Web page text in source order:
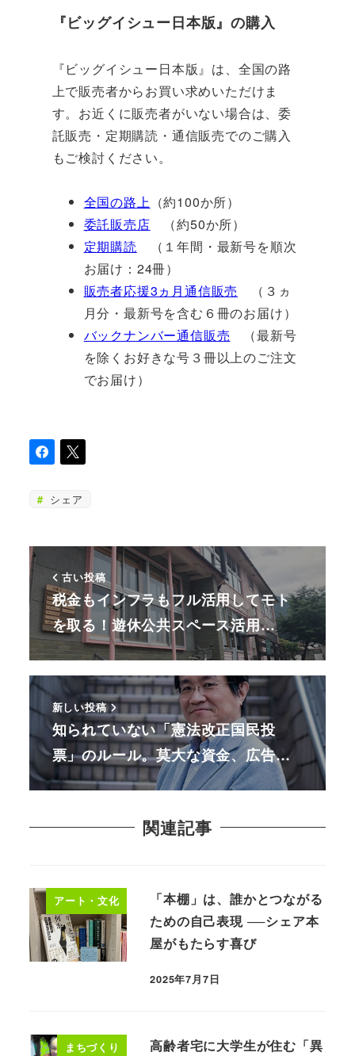
『ビッグイシュー日本版』の購入
『ビッグイシュー日本版』は、全国の路
上で販売者からお買い求めいただけま
す。お近くに販売者がいない場合は、委
託販売・定期購読・通信販売でのご購入
もご検討ください。
全国の路上 （約100か所）
委託販売店 （約50か所）
定期購読 （１年間・最新号を順次
お届け：24冊）
販売者応援3ヵ月通信販売 （３ヵ
月分・最新号を含む６冊のお届け）
バックナンバー通信販売 （最新号
を除くお好きな号３冊以上のご注文
でお届け）
シェア
古い投稿
税金もインフラもフル活用してモト
を取る！遊休公共スペース活用…
新しい投稿
知られていない「憲法改正国民投
票」のルール。莫大な資金、広告…
関連記事
アート・文化
「本棚」は、誰かとつながる
ための自己表現 ──シェア本
屋がもたらす喜び
2025年7月7日
まちづくり
高齢者宅に大学生が住む「異